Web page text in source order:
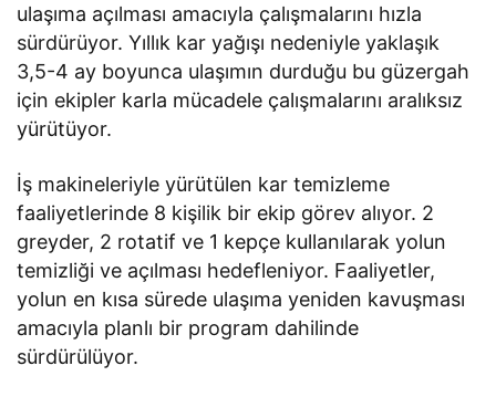
ulaşıma açılması amacıyla çalışmalarını hızla
sürdürüyor. Yıllık kar yağışı nedeniyle yaklaşık
3,5-4 ay boyunca ulaşımın durduğu bu güzergah
için ekipler karla mücadele çalışmalarını aralıksız
yürütüyor.
İş makineleriyle yürütülen kar temizleme
faaliyetlerinde 8 kişilik bir ekip görev alıyor. 2
greyder, 2 rotatif ve 1 kepçe kullanılarak yolun
temizliği ve açılması hedefleniyor. Faaliyetler,
yolun en kısa sürede ulaşıma yeniden kavuşması
amacıyla planlı bir program dahilinde
sürdürülüyor.